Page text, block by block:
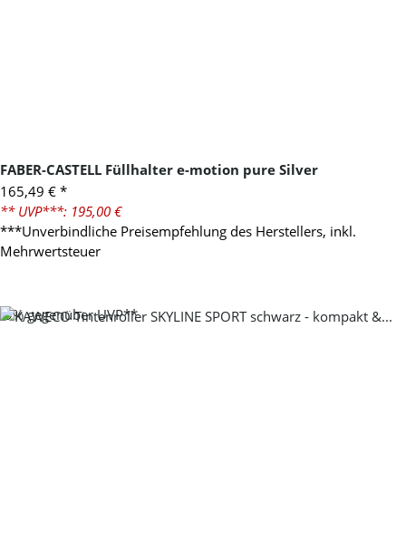
FABER-CASTELL Füllhalter e-motion pure Silver
165,49 € *
** UVP***: 195,00 €
***Unverbindliche Preisempfehlung des Herstellers, inkl.
Mehrwertsteuer
-9%gegenüber UVP**